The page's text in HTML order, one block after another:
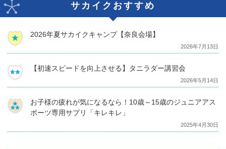
サカイクおすすめ
2026年夏サカイクキャンプ【奈良会場】
2026年7月13日
【初速スピードを向上させる】タニラダー講習会
2026年5月14日
お子様の疲れが気になるなら！10歳～15歳のジュニアアス
ポーツ専用サプリ「キレキレ」
2025年4月30日